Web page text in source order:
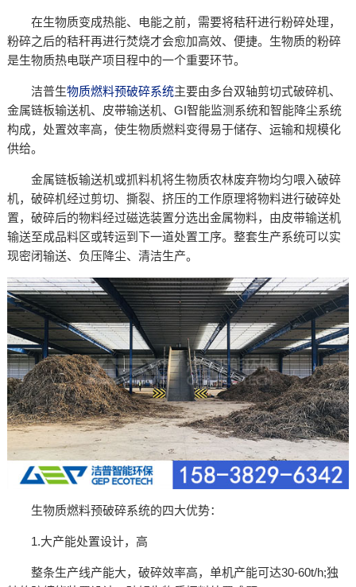
在生物质变成热能、电能之前，需要将秸秆进行粉碎处理，
粉碎之后的秸秆再进行焚烧才会愈加高效、便捷。生物质的粉碎
是生物质热电联产项目程中的一个重要环节。
洁普生物质燃料预破碎系统主要由多台双轴剪切式破碎机、
金属链板输送机、皮带输送机、GI智能监测系统和智能降尘系统
构成，处置效率高，使生物质燃料变得易于储存、运输和规模化
供给。
金属链板输送机或抓料机将生物质农林废弃物均匀喂入破碎
机，破碎机经过剪切、撕裂、挤压的工作原理将物料进行破碎处
置，破碎后的物料经过磁选装置分选出金属物料，由皮带输送机
输送至成品料区或转运到下一道处置工序。整套生产系统可以实
现密闭输送、负压降尘、清洁生产。
生物质燃料预破碎系统的四大优势：
1.大产能处置设计，高
整条生产线产能大，破碎效率高，单机产能可达30-60t/h;独